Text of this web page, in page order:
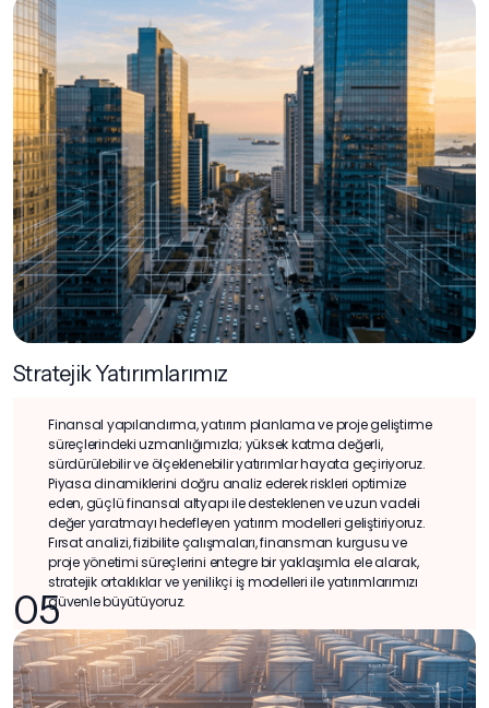
Stratejik Yatırımlarımız
Finansal yapılandırma, yatırım planlama ve proje geliştirme
süreçlerindeki uzmanlığımızla; yüksek katma değerli,
sürdürülebilir ve ölçeklenebilir yatırımlar hayata geçiriyoruz.
Piyasa dinamiklerini doğru analiz ederek riskleri optimize
eden, güçlü finansal altyapı ile desteklenen ve uzun vadeli
değer yaratmayı hedefleyen yatırım modelleri geliştiriyoruz.
Fırsat analizi, fizibilite çalışmaları, finansman kurgusu ve
proje yönetimi süreçlerini entegre bir yaklaşımla ele alarak,
stratejik ortaklıklar ve yenilikçi iş modelleri ile yatırımlarımızı
güvenle büyütüyoruz.
05